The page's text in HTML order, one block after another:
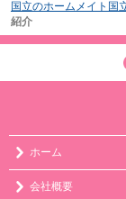
国立のホームメイト国
紹介
ホーム
会社概要